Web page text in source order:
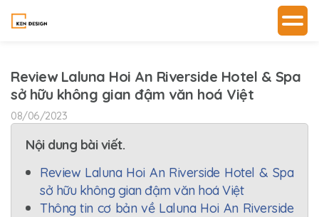
Review Laluna Hoi An Riverside Hotel & Spa
sở hữu không gian đậm văn hoá Việt
08/06/2023
Nội dung bài viết.
Review Laluna Hoi An Riverside Hotel & Spa
sở hữu không gian đậm văn hoá Việt
Thông tin cơ bản về Laluna Hoi An Riverside